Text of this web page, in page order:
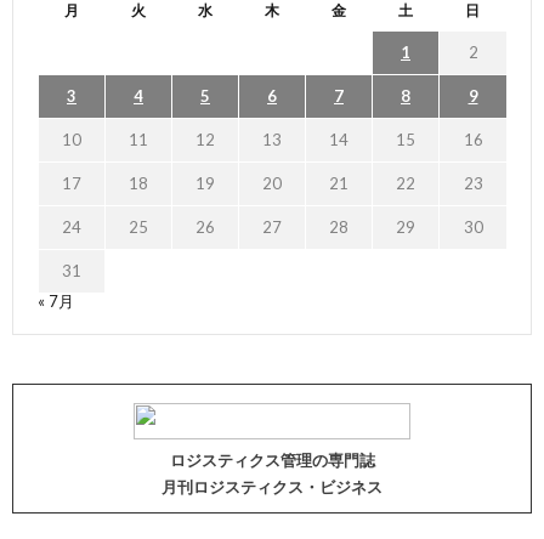
月 火 水 木 金 土 日
1 2
3 4 5 6 7 8 9
10 11 12 13 14 15 16
17 18 19 20 21 22 23
24 25 26 27 28 29 30
31
« 7月
ロジスティクス管理の専門誌
月刊ロジスティクス・ビジネス